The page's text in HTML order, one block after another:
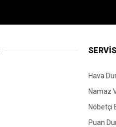
Hava
Namaz
Nöbetçi
Puan